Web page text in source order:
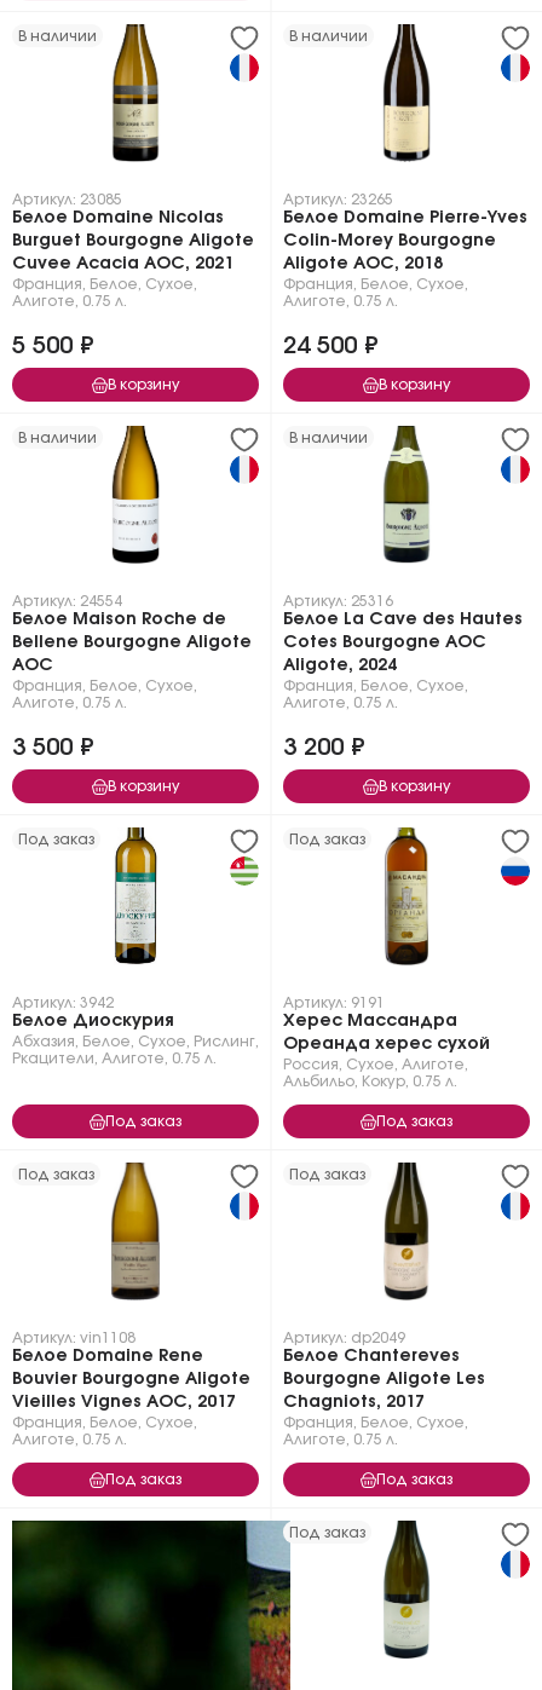
В наличии
Артикул: 23085
Белое Domaine Nicolas
Burguet Bourgogne Aligote
Cuvee Acacia AOC, 2021
Франция Белое Сухое
Алиготе
0.75 л.
5 500 ₽
В корзину
В наличии
Артикул: 23265
Белое Domaine Pierre-Yves
Colin-Morey Bourgogne
Aligote AOC, 2018
Франция Белое Сухое
Алиготе
0.75 л.
24 500 ₽
В корзину
В наличии
Артикул: 24554
Белое Maison Roche de
Bellene Bourgogne Aligote
AOC
Франция Белое Сухое
Алиготе
0.75 л.
3 500 ₽
В корзину
В наличии
Артикул: 25316
Белое La Cave des Hautes
Cotes Bourgogne AOC
Aligote, 2024
Франция Белое Сухое
Алиготе
0.75 л.
3 200 ₽
В корзину
Под заказ
Артикул: 3942
Белое Диоскурия
Абхазия Белое Сухое Рислинг
Ркацители
Алиготе 0.75 л.
Под заказ
Под заказ
Артикул: 9191
Херес Массандра
Ореанда херес сухой
Россия Сухое Алиготе
Альбильо
Кокур 0.75 л.
Под заказ
Под заказ
Артикул: vin1108
Белое Domaine Rene
Bouvier Bourgogne Aligote
Vieilles Vignes AOC, 2017
Франция Белое Сухое
Алиготе
0.75 л.
Под заказ
Под заказ
Артикул: dp2049
Белое Chantereves
Bourgogne Aligote Les
Chagniots, 2017
Франция Белое Сухое
Алиготе
0.75 л.
Под заказ
Под заказ